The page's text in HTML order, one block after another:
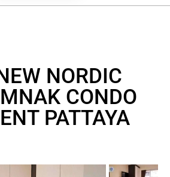
NORDIC
CONDO
PATTAYA